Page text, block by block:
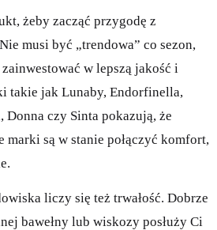
żeby zacząć przygodę z
musi być „trendowa” co sezon,
w lepszą jakość i
takie jak Lunaby, Endorfinella,
Donna czy Sinta pokazują, że
marki są w stanie połączyć komfort,
liczy się też trwałość. Dobrze
bawełny lub wiskozy posłuży Ci